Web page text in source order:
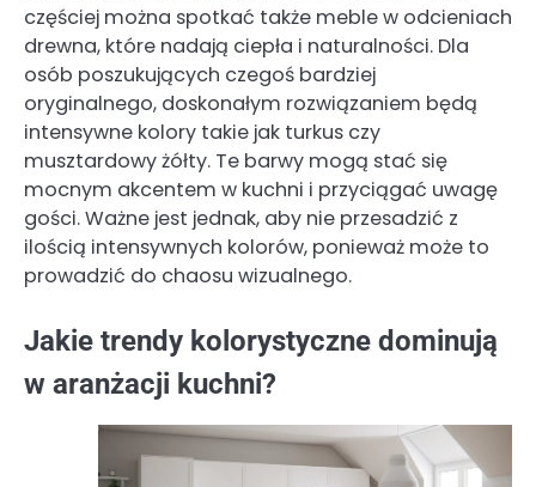
częściej można spotkać także meble w odcieniach
drewna, które nadają ciepła i naturalności. Dla
osób poszukujących czegoś bardziej
oryginalnego, doskonałym rozwiązaniem będą
intensywne kolory takie jak turkus czy
musztardowy żółty. Te barwy mogą stać się
mocnym akcentem w kuchni i przyciągać uwagę
gości. Ważne jest jednak, aby nie przesadzić z
ilością intensywnych kolorów, ponieważ może to
prowadzić do chaosu wizualnego.
Jakie trendy kolorystyczne dominują
w aranżacji kuchni?